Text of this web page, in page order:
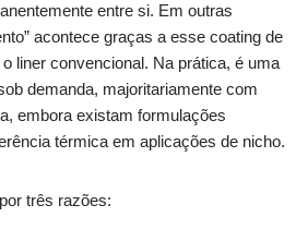
entre si. Em outras
acontece graças a esse coating de
liner convencional. Na prática, é uma
demanda, majoritariamente com
embora existam formulações
térmica em aplicações de nicho.
três razões: